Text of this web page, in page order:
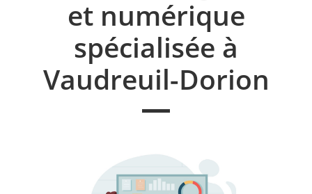
et numérique
spécialisée à
Vaudreuil-Dorion